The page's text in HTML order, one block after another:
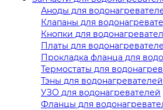
Аноды для
Клапаны для
Кнопки для
Платы для
Прокладка фланца для
Термостаты для
Тэны для водонагревателей
УЗО для водонагревателей
Фланцы для